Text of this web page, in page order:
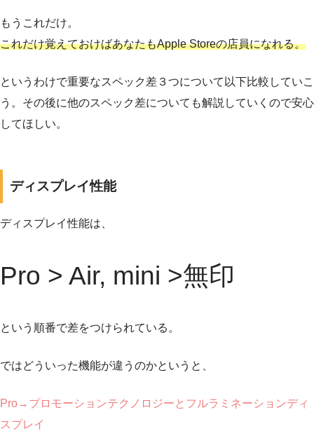
もうこれだけ。
これだけ覚えておけばあなたもApple Storeの店員になれる。
というわけで重要なスペック差３つについて以下比較していこ
う。その後に他のスペック差についても解説していくので安心
してほしい。
ディスプレイ性能
ディスプレイ性能は、
Pro > Air, mini >無印
という順番で差をつけられている。
ではどういった機能が違うのかというと、
Pro→プロモーションテクノロジーとフルラミネーションディ
スプレイ